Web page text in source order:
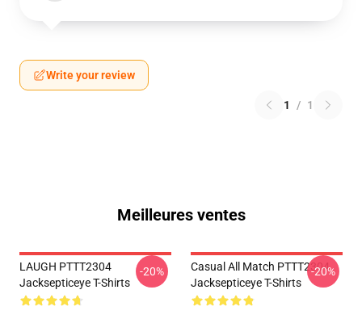
Write your review
1 / 1
Meilleures ventes
LAUGH PTTT2304
Jacksepticeye T-Shirts
-20%
Casual All Match PTTT2304
Jacksepticeye T-Shirts
-20%